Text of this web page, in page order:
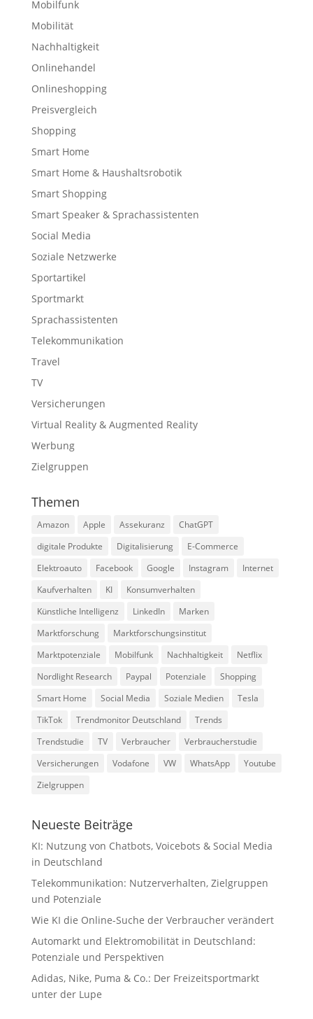
Mobilfunk
Mobilität
Nachhaltigkeit
Onlinehandel
Onlineshopping
Preisvergleich
Shopping
Smart Home
Smart Home & Haushaltsrobotik
Smart Shopping
Smart Speaker & Sprachassistenten
Social Media
Soziale Netzwerke
Sportartikel
Sportmarkt
Sprachassistenten
Telekommunikation
Travel
TV
Versicherungen
Virtual Reality & Augmented Reality
Werbung
Zielgruppen
Themen
Amazon Apple Assekuranz
ChatGPT
digitale Produkte
Digitalisierung
E-Commerce
Elektroauto
Facebook Google Instagram
Internet
Kaufverhalten
KI
Konsumverhalten
Künstliche Intelligenz
LinkedIn
Marken
Marktforschung
Marktforschungsinstitut
Marktpotenziale
Mobilfunk Nachhaltigkeit
Netflix
Nordlight Research
Paypal Potenziale
Shopping
Smart Home
Social Media Soziale Medien
Tesla
TikTok
Trendmonitor Deutschland
Trends
Trendstudie
TV Verbraucher
Verbraucherstudie
Versicherungen
Vodafone VW WhatsApp
Youtube
Zielgruppen
Neueste Beiträge
KI: Nutzung von Chatbots, Voicebots & Social Media
in Deutschland
Telekommunikation: Nutzerverhalten, Zielgruppen
und Potenziale
Wie KI die Online-Suche der Verbraucher verändert
Automarkt und Elektromobilität in Deutschland:
Potenziale und Perspektiven
Adidas, Nike, Puma & Co.: Der Freizeitsportmarkt
unter der Lupe